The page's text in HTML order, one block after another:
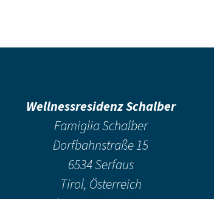
Wellnessresidenz Schalber
Famiglia Schalber
Dorfbahnstraße 15
6534 Serfaus
Tirol, Österreich